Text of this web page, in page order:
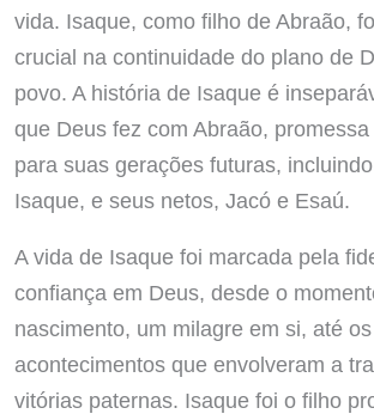
vida. Isaque, como filho de Abraão,
crucial na continuidade do plano de
povo. A história de Isaque é
que Deus fez com Abraão,
para suas gerações futuras,
Isaque, e seus netos, Jacó e Esaú.
A vida de Isaque foi marcada pela
confiança em Deus, desde o
nascimento, um milagre em si, até os
acontecimentos que envolveram a
vitórias paternas. Isaque foi o filho